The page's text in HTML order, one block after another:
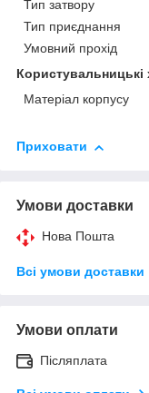
Тип затвору
Тип приєднання
Умовний прохід
Користувальницькі
Матеріал корпусу
Приховати
Умови доставки
Нова Пошта
Всі умови доставки
Умови оплати
Післяплата